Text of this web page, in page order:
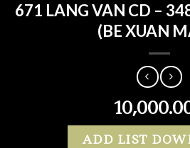
671 LANG VAN CD –
(BE XUAN
ADD LIST